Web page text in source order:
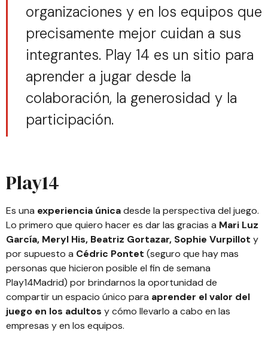
organizaciones y en los equipos que
precisamente mejor cuidan a sus
integrantes. Play 14 es un sitio para
aprender a jugar desde la
colaboración, la generosidad y la
participación.
Play14
Es una experiencia únicadesde la perspectiva del juego.
Lo primero que quiero hacer es dar las gracias a Mari Luz
García, Meryl His, Beatriz Gortazar, Sophie Vurpillot y
por supuesto a Cédric Pontet (seguro que hay mas
personas que hicieron posible el fin de semana
Play14Madrid) por brindarnos la oportunidad de
compartir un espacio único para aprender el valor del
juego en los adultos y cómo llevarlo a cabo en las
empresas y en los equipos.